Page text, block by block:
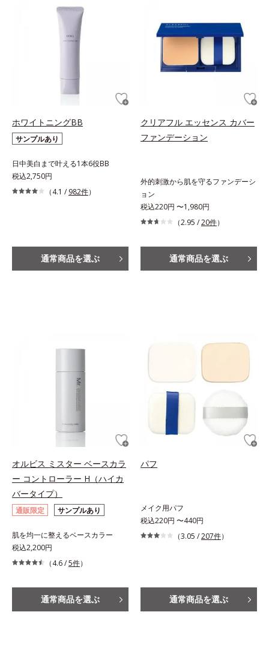
ホワイトニングBB
サンプルあり
日中美白まで叶える1本6役BB
税込2,750円
（4.1 / 982件）
通常商品を選ぶ
クリアフル エッセンス カバー
ファンデーション
外的刺激から肌を守るファンデーシ
ョン
税込220円 〜1,980円
（2.95 /20件）
通常商品を選ぶ
オルビス ミスター ベースカラ
ー コントローラー H（ハイカ
バータイプ）
通販限定 サンプルあり
肌を均一に整えるベースカラー
税込2,200円
（4.6 /5件）
通常商品を選ぶ
パフ
メイク用パフ
税込220円 〜440円
（3.05 /207件）
通常商品を選ぶ